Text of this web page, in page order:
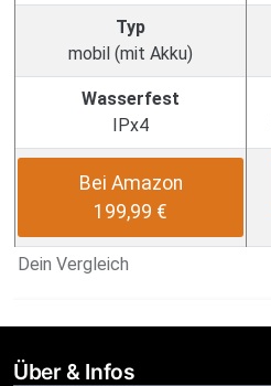
Dein Vergleich
Typ
mobil (mit Akku)
Wasserfest
IPx4
Bei Amazon
199,99 €
Über & Infos